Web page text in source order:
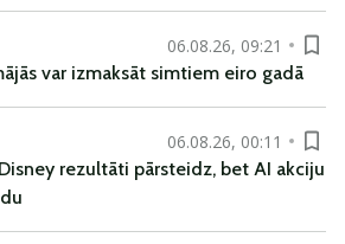
06.08.26, 09:21
var izmaksāt simtiem eiro gadā
06.08.26, 00:11
rezultāti pārsteidz, bet AI akciju